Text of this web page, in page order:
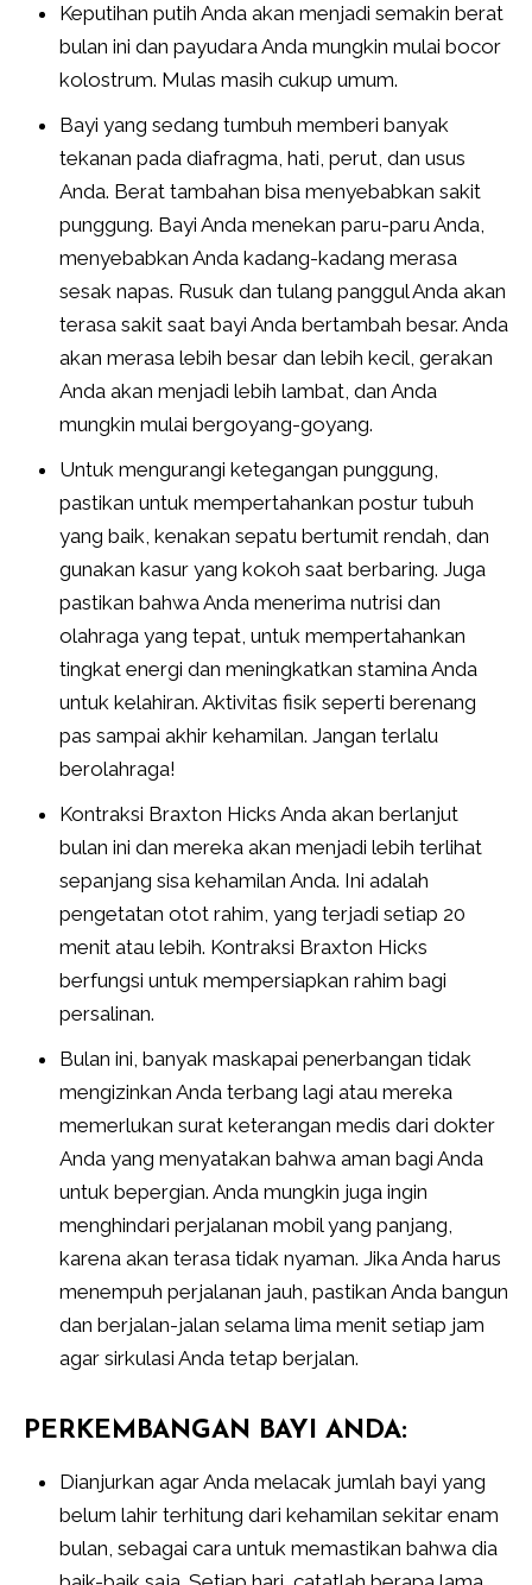
Keputihan putih Anda akan menjadi semakin berat
bulan ini dan payudara Anda mungkin mulai bocor
kolostrum. Mulas masih cukup umum.
Bayi yang sedang tumbuh memberi banyak
tekanan pada diafragma, hati, perut, dan usus
Anda. Berat tambahan bisa menyebabkan sakit
punggung. Bayi Anda menekan paru-paru Anda,
menyebabkan Anda kadang-kadang merasa
sesak napas. Rusuk dan tulang panggul Anda akan
terasa sakit saat bayi Anda bertambah besar. Anda
akan merasa lebih besar dan lebih kecil, gerakan
Anda akan menjadi lebih lambat, dan Anda
mungkin mulai bergoyang-goyang.
Untuk mengurangi ketegangan punggung,
pastikan untuk mempertahankan postur tubuh
yang baik, kenakan sepatu bertumit rendah, dan
gunakan kasur yang kokoh saat berbaring. Juga
pastikan bahwa Anda menerima nutrisi dan
olahraga yang tepat, untuk mempertahankan
tingkat energi dan meningkatkan stamina Anda
untuk kelahiran. Aktivitas fisik seperti berenang
pas sampai akhir kehamilan. Jangan terlalu
berolahraga!
Kontraksi Braxton Hicks Anda akan berlanjut
bulan ini dan mereka akan menjadi lebih terlihat
sepanjang sisa kehamilan Anda. Ini adalah
pengetatan otot rahim, yang terjadi setiap 20
menit atau lebih. Kontraksi Braxton Hicks
berfungsi untuk mempersiapkan rahim bagi
persalinan.
Bulan ini, banyak maskapai penerbangan tidak
mengizinkan Anda terbang lagi atau mereka
memerlukan surat keterangan medis dari dokter
Anda yang menyatakan bahwa aman bagi Anda
untuk bepergian. Anda mungkin juga ingin
menghindari perjalanan mobil yang panjang,
karena akan terasa tidak nyaman. Jika Anda harus
menempuh perjalanan jauh, pastikan Anda bangun
dan berjalan-jalan selama lima menit setiap jam
agar sirkulasi Anda tetap berjalan.
PERKEMBANGAN BAYI ANDA:
Dianjurkan agar Anda melacak jumlah bayi yang
belum lahir terhitung dari kehamilan sekitar enam
bulan, sebagai cara untuk memastikan bahwa dia